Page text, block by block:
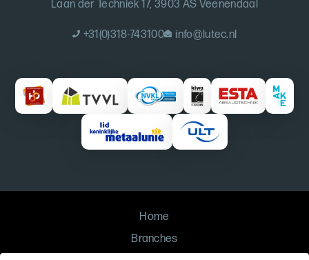
Laan der Techniek 17, 3903 AS Veenendaal
+31(0)318-743100 info@lutec.nl
Home
Branches